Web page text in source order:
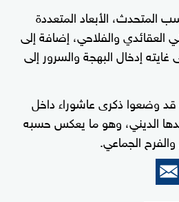
الأبعاد المتعددة
العقائدي والفلاحي، إضافة إلى
غايته إدخال البهجة والسرور إلى
قد وضعوا ذكرى عاشوراء داخل
الديني، وهو ما يعكس حسبه
الجماعي.